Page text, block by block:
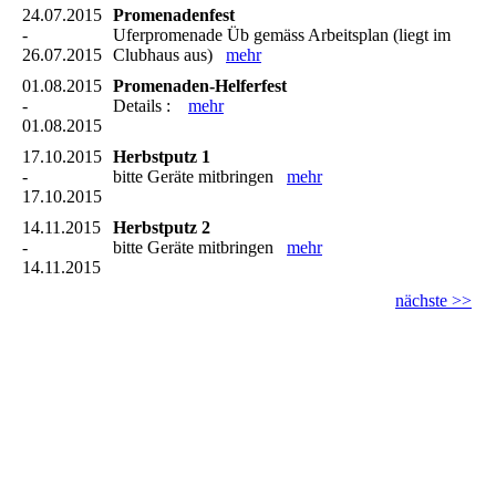
24.07.2015
-
26.07.2015
Promenadenfest
Uferpromenade Üb gemäss Arbeitsplan (liegt im
Clubhaus aus) mehr
01.08.2015
-
01.08.2015
Promenaden-Helferfest
Details : mehr
17.10.2015
-
17.10.2015
Herbstputz 1
bitte Geräte mitbringen mehr
14.11.2015
-
14.11.2015
Herbstputz 2
bitte Geräte mitbringen mehr
nächste >>